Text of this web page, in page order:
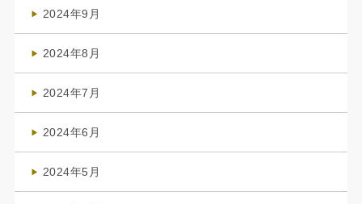
2024年9月
2024年8月
2024年7月
2024年6月
2024年5月